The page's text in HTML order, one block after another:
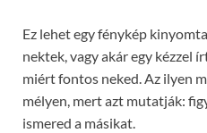
Ez lehet egy fénykép
nektek, vagy akár egy kézzel
miért fontos neked. Az ilyen
mélyen, mert azt mutatják:
ismered a másikat.